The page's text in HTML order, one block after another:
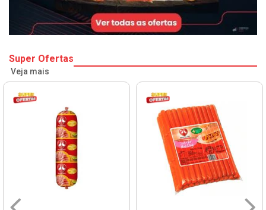
Super Ofertas
Veja mais